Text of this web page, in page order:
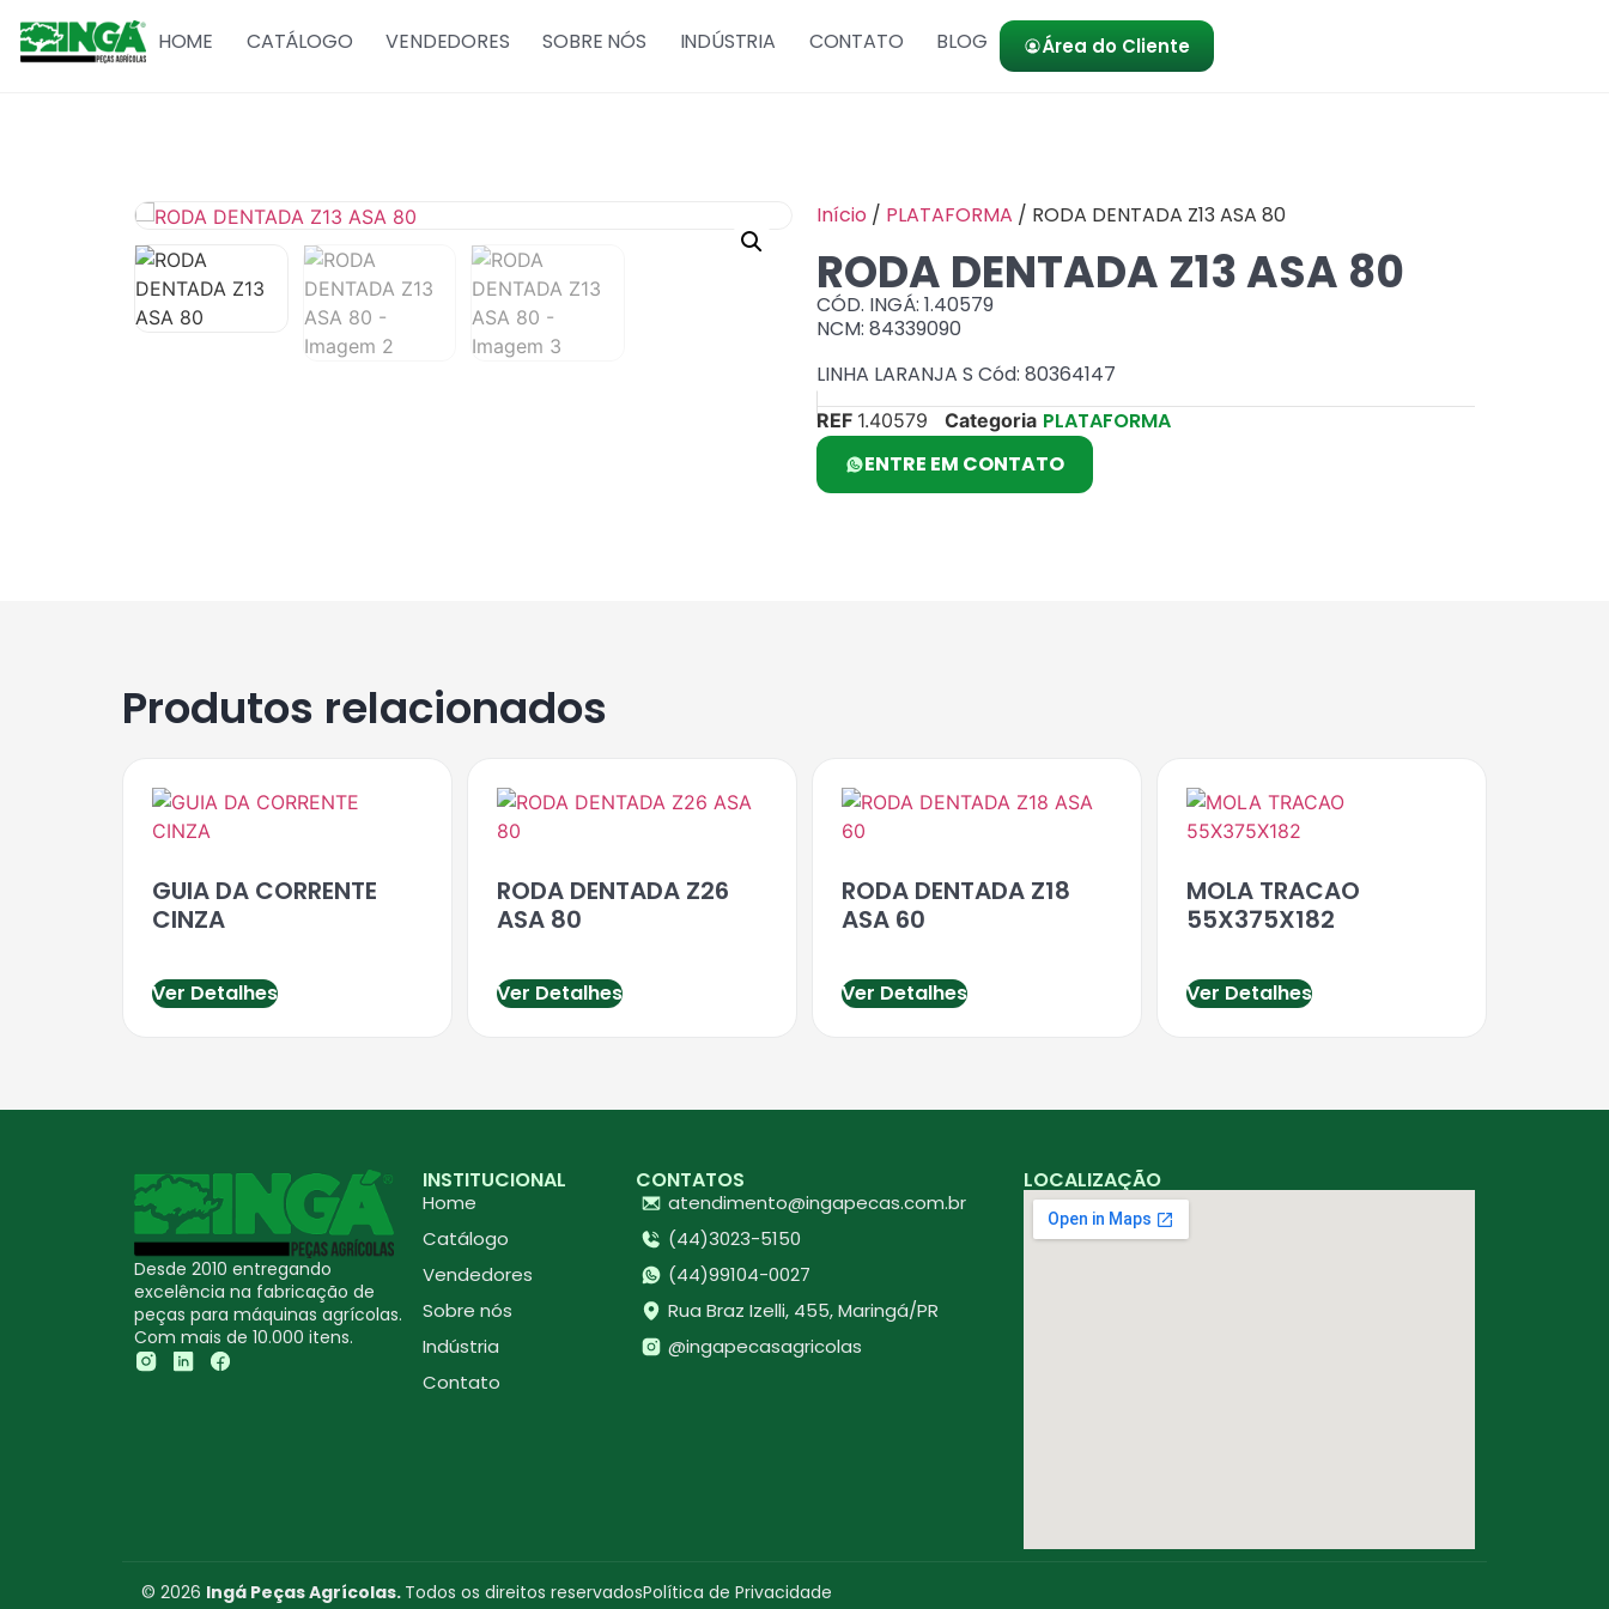
HOME CATÁLOGO VENDEDORES SOBRE NÓS INDÚSTRIA CONTATO BLOG Área do Cliente
Início / PLATAFORMA / RODA DENTADA Z13 ASA 80
RODA DENTADA Z13 ASA 80
CÓD. INGÁ: 1.40579
NCM: 84339090
LINHA LARANJA S Cód: 80364147
REF 1.40579 Categoria PLATAFORMA
ENTRE EM CONTATO
Produtos relacionados
GUIA DA CORRENTE
CINZA
Ver Detalhes
RODA DENTADA Z26
ASA 80
Ver Detalhes
RODA DENTADA Z18
ASA 60
Ver Detalhes
MOLA TRACAO
55X375X182
Ver Detalhes
Desde 2010 entregando
excelência na fabricação de
peças para máquinas agrícolas.
Com mais de 10.000 itens.
INSTITUCIONAL
Home
Catálogo
Vendedores
Sobre nós
Indústria
Contato
CONTATOS
atendimento@ingapecas.com.br
(44)3023-5150
(44)99104-0027
Rua Braz Izelli, 455, Maringá/PR
@ingapecasagricolas
LOCALIZAÇÃO
© 2026 Ingá Peças Agrícolas. Todos os direitos reservadosPolítica de Privacidade